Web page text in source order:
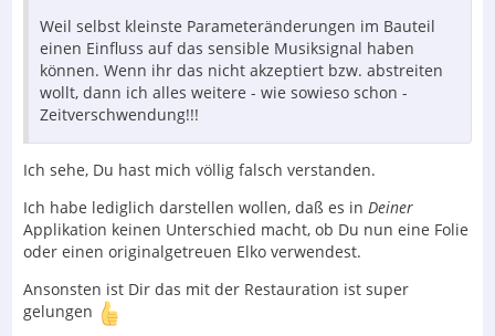
Weil selbst kleinste Parameteränderungen im Bauteil
einen Einfluss auf das sensible Musiksignal haben
können. Wenn ihr das nicht akzeptiert bzw. abstreiten
wollt, dann ich alles weitere - wie sowieso schon -
Zeitverschwendung!!!
Ich sehe, Du hast mich völlig falsch verstanden.
Ich habe lediglich darstellen wollen, daß es in Deiner
Applikation keinen Unterschied macht, ob Du nun eine Folie
oder einen originalgetreuen Elko verwendest.
Ansonsten ist Dir das mit der Restauration ist super
gelungen